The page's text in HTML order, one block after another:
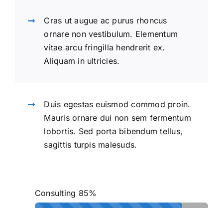
Cras ut augue ac purus rhoncus
ornare non vestibulum. Elementum
vitae arcu fringilla hendrerit ex.
Aliquam in ultricies.
Duis egestas euismod commod proin.
Mauris ornare dui non sem fermentum
lobortis. Sed porta bibendum tellus,
sagittis turpis malesuds.
Consulting 85%